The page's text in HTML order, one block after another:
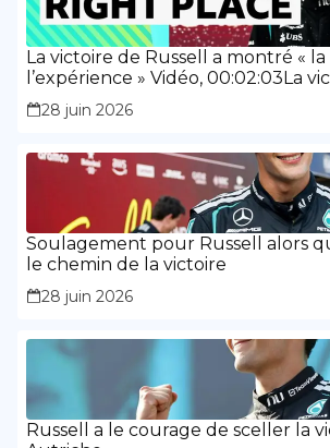
La victoire de Russell a montré «
l’expérience » Vidéo, 00:02:03La
Russell a montré « la maturité et
28 juin 2026
Soulagement pour Russell alors
le chemin de la victoire
28 juin 2026
Russell a le courage de sceller la